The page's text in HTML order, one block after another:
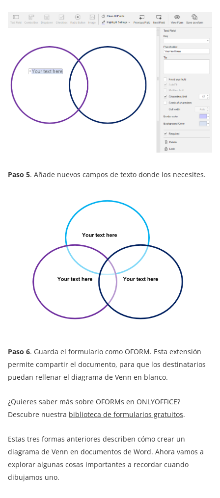
Paso 5. Añade nuevos campos de texto donde los necesites.
Paso 6. Guarda el formulario como OFORM. Esta extensión
permite compartir el documento, para que los destinatarios
puedan rellenar el diagrama de Venn en blanco.
¿Quieres saber más sobre OFORMs en ONLYOFFICE?
Descubre nuestra biblioteca de formularios gratuitos.
Estas tres formas anteriores describen cómo crear un
diagrama de Venn en documentos de Word. Ahora vamos a
explorar algunas cosas importantes a recordar cuando
dibujamos uno.